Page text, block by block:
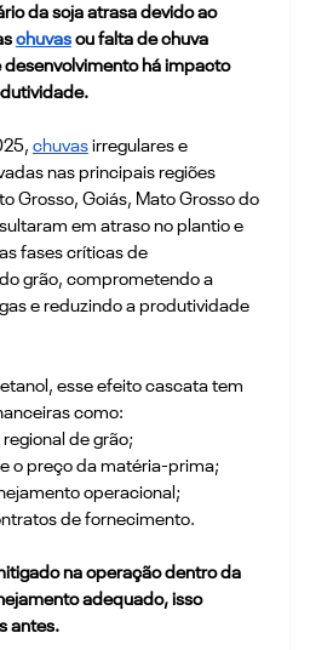
da soja atrasa devido ao
chuvas ou falta de chuva
desenvolvimento há impacto
chuvas irregulares e
nas principais regiões
Grosso, Goiás, Mato Grosso do
em atraso no plantio e
fases críticas de
grão, comprometendo a
e reduzindo a produtividade
etanol, esse efeito cascata tem
como:
de grão;
o preço da matéria-prima;
operacional;
de fornecimento.
na operação dentro da
adequado, isso
antes.